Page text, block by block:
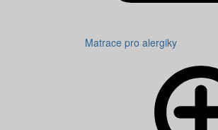
Matrace pro alergiky